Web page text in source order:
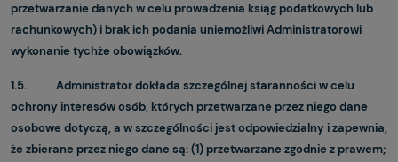
przetwarzanie danych w celu prowadzenia ksiąg podatkowych lub
rachunkowych) i brak ich podania uniemożliwi Administratorowi
wykonanie tychże obowiązków.
1.5. Administrator dokłada szczególnej staranności w celu
ochrony interesów osób, których przetwarzane przez niego dane
osobowe dotyczą, a w szczególności jest odpowiedzialny i zapewnia,
że zbierane przez niego dane są: (1) przetwarzane zgodnie z prawem;